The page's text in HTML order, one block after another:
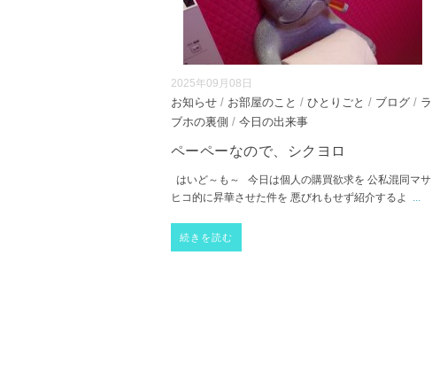
2025年09月08日
お知らせ/ お部屋のこと / ひとりごと / ブログ/ ラ
ブホの裏側 / 今日の出来事
ペーペーなので、シクヨロ
はいど～も～ 今日は個人の購買欲求を 公私混同マサ
ヒコ的に昇華させた件を 悪びれもせず紹介するよ ...
続きを読む